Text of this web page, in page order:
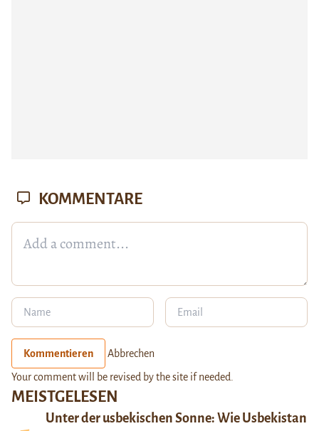
MEISTGELESEN
Unter der usbekischen Sonne: Wie Usbekistan
KOMMENTARE
Kommentieren Abbrechen
Your comment will be revised by the site if needed.